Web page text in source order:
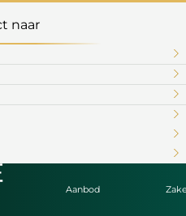
naar
Aanbod